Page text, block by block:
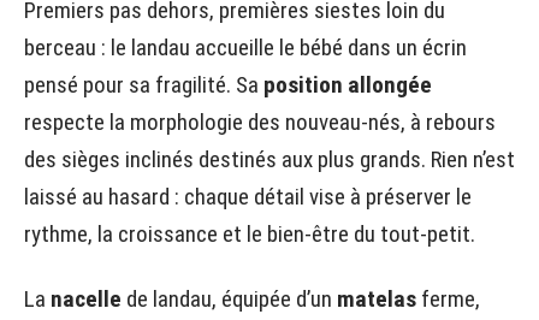
Premiers pas dehors, premières siestes loin du
berceau : le landau accueille le bébé dans un écrin
pensé pour sa fragilité. Sa position allongée
respecte la morphologie des nouveau-nés, à rebours
des sièges inclinés destinés aux plus grands. Rien n’est
laissé au hasard : chaque détail vise à préserver le
rythme, la croissance et le bien-être du tout-petit.
La nacelle de landau, équipée d’un matelas ferme,